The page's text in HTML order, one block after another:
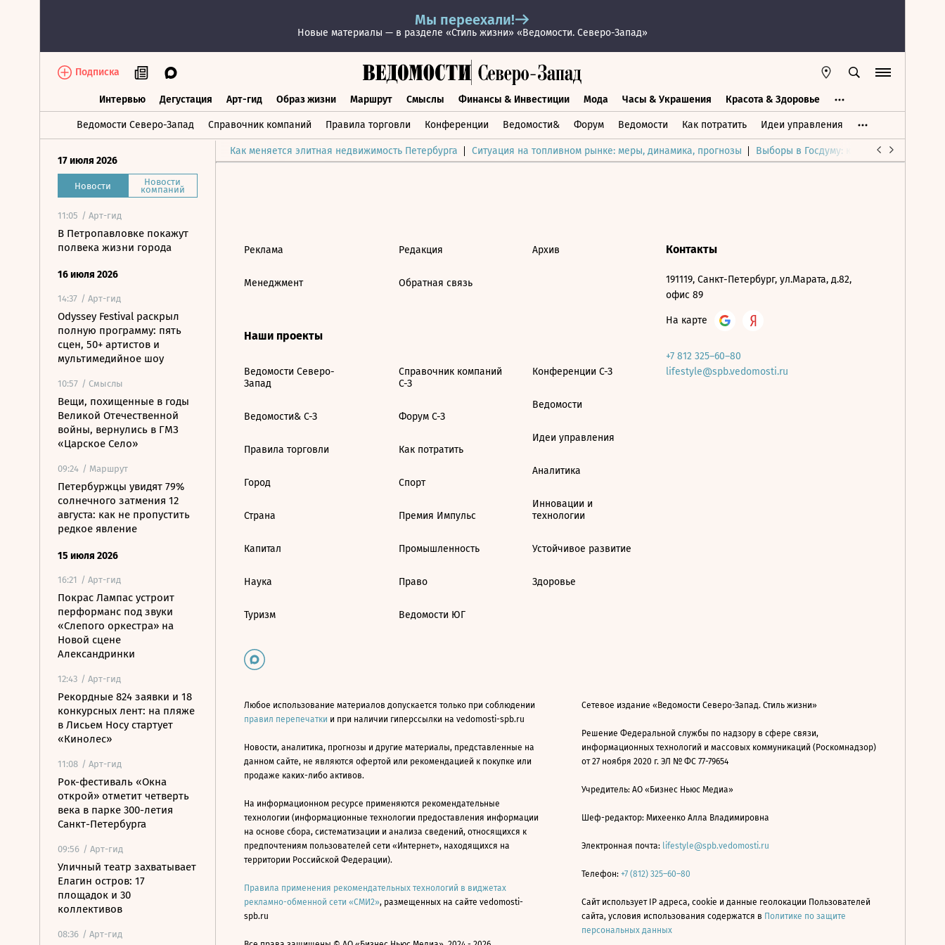
Мы переехали!
Новые материалы — в разделе «Стиль жизни» «Ведомости. Северо-Запад»
Подписка
Интервью Дегустация Арт-гид Образ жизни Маршрут Смыслы Финансы & Инвестиции Мода Часы & Украшения Красота & Здоровье
Ведомости Северо-Запад Справочник компаний Правила торговли Конференции Ведомости& Форум Ведомости Как потратить Идеи управления
Интервью Дегустация Арт-гид Образ жизни Маршрут Смыслы Финансы & Инвестиции Мода Часы & Украшения Дом & Интерьер
Как меняется элитная недвижимость Петербурга Ситуация на топливном рынке: меры, динамика, прогнозы
Выборы в Госдуму: каким был и будет
17 июля 2026
Новости Новости
компаний
11:05 / Арт-гид
В Петропавловке покажут
полвека жизни города
16 июля 2026
14:37 / Арт-гид
Odyssey Festival раскрыл
полную программу: пять
сцен, 50+ артистов и
мультимедийное шоу
10:57 / Смыслы
Вещи, похищенные в годы
Великой Отечественной
войны, вернулись в ГМЗ
«Царское Село»
09:24 / Маршрут
Петербуржцы увидят 79%
солнечного затмения 12
августа: как не пропустить
редкое явление
15 июля 2026
16:21 / Арт-гид
Покрас Лампас устроит
перформанс под звуки
«Слепого оркестра» на
Новой сцене
Александринки
12:43 / Арт-гид
Рекордные 824 заявки и 18
конкурсных лент: на пляже
в Лисьем Носу стартует
«Кинолес»
11:08 / Арт-гид
Рок-фестиваль «Окна
открой» отметит четверть
века в парке 300-летия
Санкт-Петербурга
09:56 / Арт-гид
Уличный театр захватывает
Елагин остров: 17
площадок и 30
коллективов
08:36 / Арт-гид
Реклама
Менеджмент
Редакция
Обратная связь
Архив
Наши проекты
Ведомости Северо-
Запад
Ведомости& С-З
Правила торговли
Город
Страна
Капитал
Наука
Туризм
Справочник компаний
С-З
Форум С-З
Как потратить
Спорт
Премия Импульс
Промышленность
Право
Ведомости ЮГ
Конференции С-З
Ведомости
Идеи управления
Аналитика
Инновации и
технологии
Устойчивое развитие
Здоровье
Контакты
191119, Санкт-Петербург, ул.Марата, д.82,
офис 89
На карте
+7 812 325–60–80
lifestyle@spb.vedomosti.ru
Любое использование материалов допускается только при соблюдении
правил перепечатки и при наличии гиперссылки на vedomosti-spb.ru
Новости, аналитика, прогнозы и другие материалы, представленные на
данном сайте, не являются офертой или рекомендацией к покупке или
продаже каких-либо активов.
На информационном ресурсе применяются рекомендательные
технологии (информационные технологии предоставления информации
на основе сбора, систематизации и анализа сведений, относящихся к
предпочтениям пользователей сети «Интернет», находящихся на
территории Российской Федерации).
Правила применения рекомендательных технологий в виджетах
рекламно-обменной сети «СМИ2», размещенных на сайте vedomosti-
spb.ru
Сетевое издание «Ведомости Северо-Запад. Стиль жизни»
Решение Федеральной службы по надзору в сфере связи,
информационных технологий и массовых коммуникаций (Роскомнадзор)
от 27 ноября 2020 г. ЭЛ № ФС 77-79654
Учредитель: АО «Бизнес Ньюс Медиа»
Шеф-редактор: Михеенко Алла Владимировна
Электронная почта: lifestyle@spb.vedomosti.ru
Телефон: +7 (812) 325–60–80
Сайт использует IP адреса, cookie и данные геолокации Пользователей
сайта, условия использования содержатся в Политике по защите
персональных данных